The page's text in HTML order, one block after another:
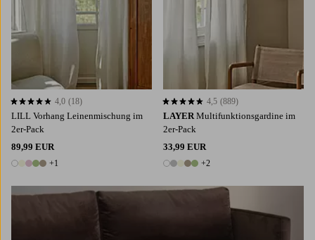
LILL Vorhang Leinenmischung im
2er-Pack
89,99 EUR
6 Farben
+1
4,0 basierend auf 18 Bewertungen
4,0 (18)
LAYER Multifunktionsgardine im
2er-Pack
33,99 EUR
7 Farben
+2
4,5 basierend auf 889 Bewertungen
4,5 (889)